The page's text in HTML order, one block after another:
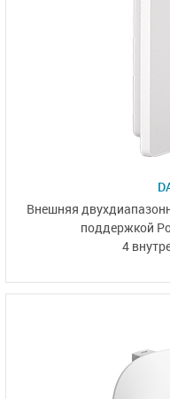
Внешняя
поддержкой
4